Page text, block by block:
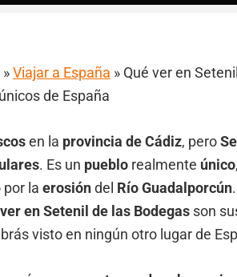
»Viajar a España » Qué ver en
de España
en la provincia de Cádiz, pero
. Es un pueblo realmente único
la erosióndel Río Guadalporcún
en Setenil de las Bodegas son
visto en ningún otro lugar de